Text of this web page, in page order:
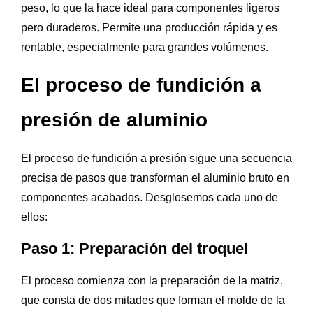
peso, lo que la hace ideal para componentes ligeros
pero duraderos. Permite una producción rápida y es
rentable, especialmente para grandes volúmenes.
El proceso de fundición a
presión de aluminio
El proceso de fundición a presión sigue una secuencia
precisa de pasos que transforman el aluminio bruto en
componentes acabados. Desglosemos cada uno de
ellos:
Paso 1: Preparación del troquel
El proceso comienza con la preparación de la matriz,
que consta de dos mitades que forman el molde de la